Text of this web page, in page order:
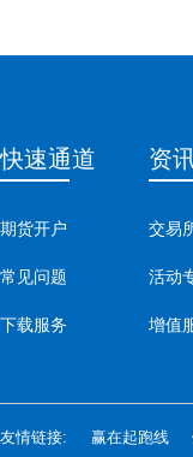
快速通道
期货开户
常见问题
下载服务
资
交易
活动
增值
友情链接: 赢在起跑线